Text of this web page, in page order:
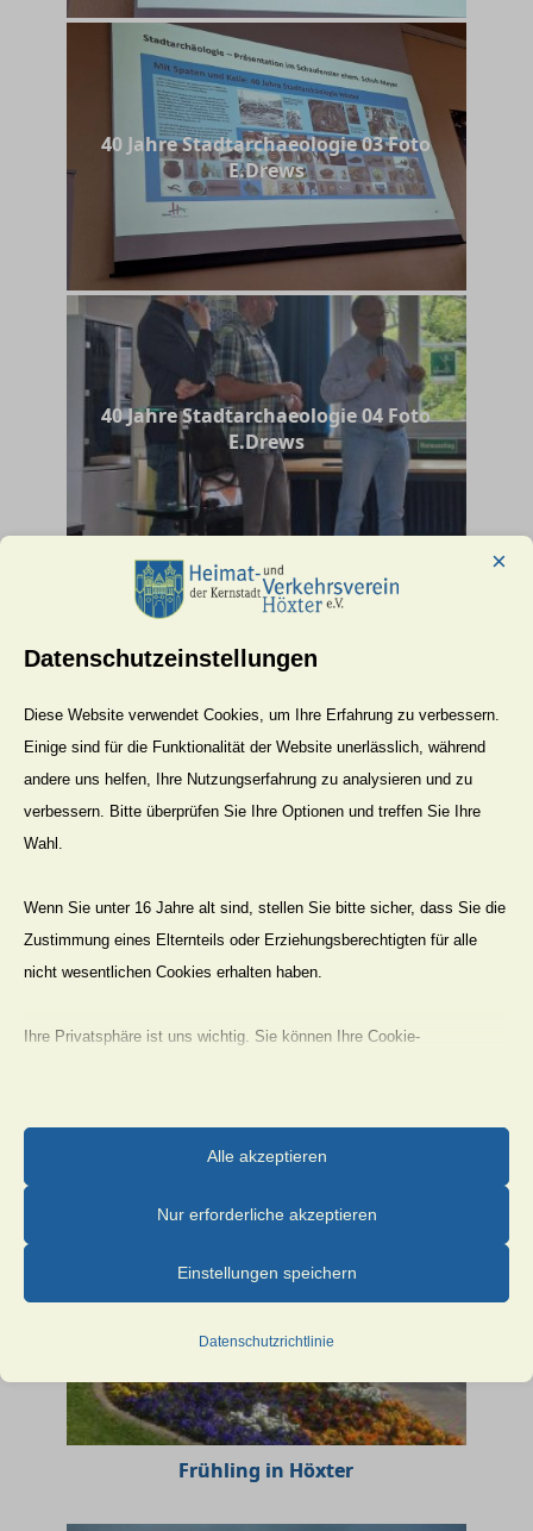
40 Jahre Stadtarchaeologie 03 Foto
E.Drews
40 Jahre Stadtarchaeologie 04 Foto
E.Drews
E.Drews
40 Jahre Stadtarchaeologie 06 Foto
E.Drews
« ‹ von2 › »
Frühling in Höxter
Datenschutzeinstellungen
×
Diese Website verwendet Cookies, um Ihre Erfahrung zu verbessern.
Einige sind für die Funktionalität der Website unerlässlich, während
andere uns helfen, Ihre Nutzungserfahrung zu analysieren und zu
verbessern. Bitte überprüfen Sie Ihre Optionen und treffen Sie Ihre
Wahl.
Wenn Sie unter 16 Jahre alt sind, stellen Sie bitte sicher, dass Sie die
Zustimmung eines Elternteils oder Erziehungsberechtigten für alle
nicht wesentlichen Cookies erhalten haben.
Ihre Privatsphäre ist uns wichtig. Sie können Ihre Cookie-
Sie können Ihre Präferenzen jederzeit ändern, indem Sie auf die
Schaltfläche „Einstellungen“ unten klicken.
Beachten Sie, dass das Deaktivieren bestimmter Arten von Cookies
beeinträchtigen kann.
Essenzielle Cookies und Dienste ermöglichen grundlegende
Funktionen und sind für das ordnungsgemäße Funktionieren der
Details anzeigen
Alle akzeptieren
Nur erforderliche akzeptieren
Einstellungen speichern
Datenschutzrichtlinie